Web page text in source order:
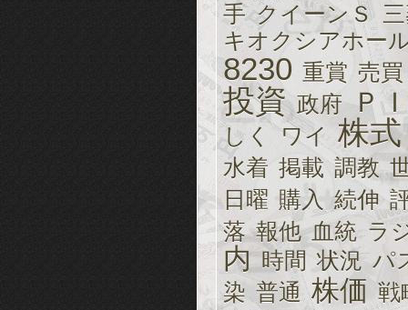
手 クイーンＳ
キオクシアホー
8230 重賞 売買
投資 政府 Ｐ
しく ワイ 株式
水着 掲載 調教
日曜 購入 続伸
落 報他 血統 ラ
内 時間 状況 パ
染 普通 株価 戦